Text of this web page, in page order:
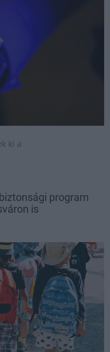
ki a
program
is